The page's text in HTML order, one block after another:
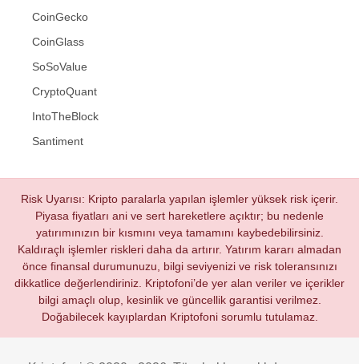
CoinGecko
CoinGlass
SoSoValue
CryptoQuant
IntoTheBlock
Santiment
Risk Uyarısı: Kripto paralarla yapılan işlemler yüksek risk içerir.
Piyasa fiyatları ani ve sert hareketlere açıktır; bu nedenle
yatırımınızın bir kısmını veya tamamını kaybedebilirsiniz.
Kaldıraçlı işlemler riskleri daha da artırır. Yatırım kararı almadan
önce finansal durumunuzu, bilgi seviyenizi ve risk toleransınızı
dikkatlice değerlendiriniz. Kriptofoni’de yer alan veriler ve içerikler
bilgi amaçlı olup, kesinlik ve güncellik garantisi verilmez.
Doğabilecek kayıplardan Kriptofoni sorumlu tutulamaz.